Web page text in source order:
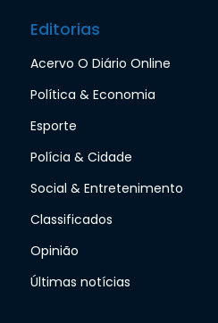
Editorias
Acervo O Diário Online
Política & Economia
Esporte
Polícia & Cidade
Social & Entretenimento
Classificados
Opinião
Últimas notícias